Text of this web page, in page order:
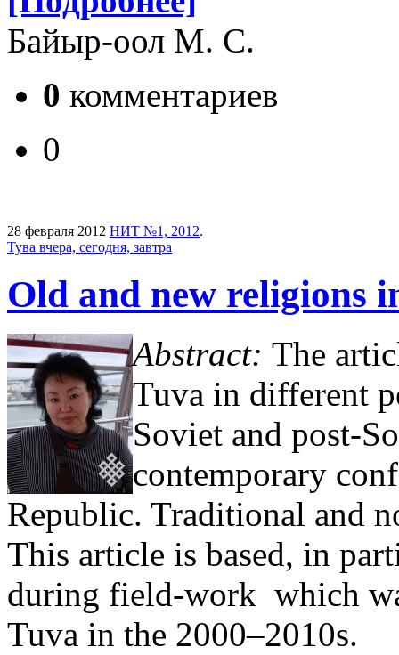
Байыр-оол М. С.
0 комментариев
0
28 февраля 2012 НИТ №1, 2012.
Тува вчера, сегодня, завтра
Old and new religions
Abstract: The
Tuva in different
Soviet and post-
contemporary
Republic. Traditional and
This article is based, in
during field-work which
Tuva in the 2000–2010s.